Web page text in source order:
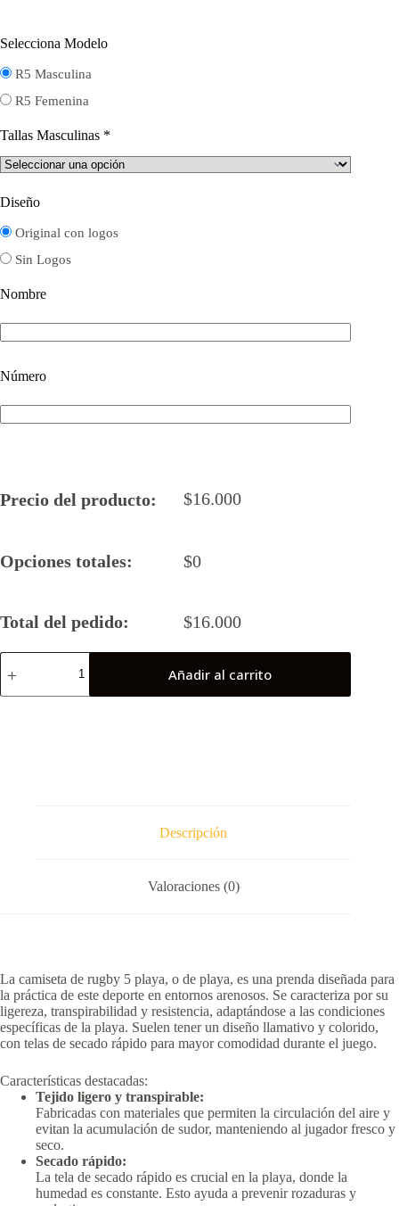
Selecciona Modelo
R5 Masculina
R5 Femenina
Tallas Masculinas *
Diseño
Original con logos
Sin Logos
Nombre
Número
Precio del producto: $16.000
Opciones totales: $0
Total del pedido: $16.000
Camiseta
Rugby
Añadir al carrito
Descripción
Valoraciones (0)
La camiseta de rugby 5 playa, o de playa, es una prenda diseñada para
la práctica de este deporte en entornos arenosos. Se caracteriza por su
ligereza, transpirabilidad y resistencia, adaptándose a las condiciones
específicas de la playa. Suelen tener un diseño llamativo y colorido,
con telas de secado rápido para mayor comodidad durante el juego.
Características destacadas:
Tejido ligero y transpirable:
Fabricadas con materiales que permiten la circulación del aire y
evitan la acumulación de sudor, manteniendo al jugador fresco y
seco.
Secado rápido:
La tela de secado rápido es crucial en la playa, donde la
humedad es constante. Esto ayuda a prevenir rozaduras y